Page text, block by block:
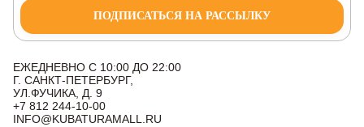
ПОДПИСАТЬСЯ НА РАССЫЛКУ
ЕЖЕДНЕВНО С 10:00 ДО 22:00
Г. САНКТ-ПЕТЕРБУРГ,
УЛ.ФУЧИКА, Д. 9
+7 812 244-10-00
INFO@KUBATURAMALL.RU